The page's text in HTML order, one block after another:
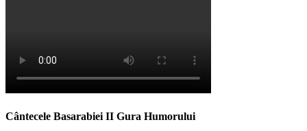
Cântecele Basarabiei II Gura Humorului